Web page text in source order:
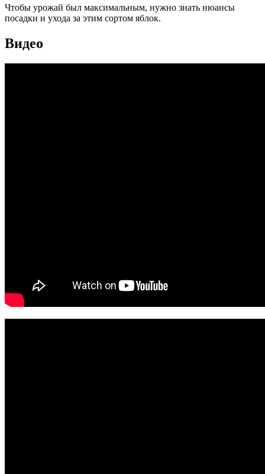
Чтобы урожай был максимальным, нужно знать нюансы
посадки и ухода за этим сортом яблок.
Видео